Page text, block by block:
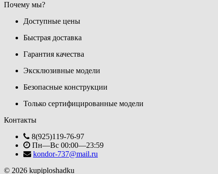
Почему мы?
Доступные цены
Быстрая доставка
Гарантия качества
Эксклюзивные модели
Безопасные конструкции
Только сертифицированные модели
Контакты
8(925)119-76-97
Пн—Вс 00:00—23:59
kondor-737@mail.ru
© 2026 kupiploshadku